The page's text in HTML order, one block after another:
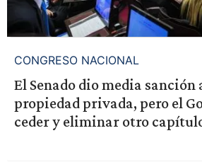
CONGRESO NACIONAL
El Senado dio media sanción
propiedad privada, pero el
ceder y eliminar otro